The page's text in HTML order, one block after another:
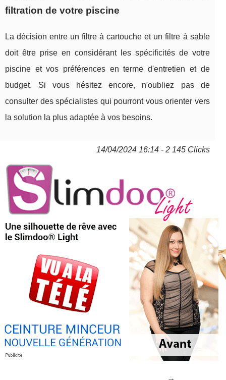
filtration de votre piscine
La décision entre un filtre à cartouche et un filtre à sable
doit être prise en considérant les spécificités de votre
piscine et vos préférences en terme d'entretien et de
budget. Si vous hésitez encore, n'oubliez pas de
consulter des spécialistes qui pourront vous orienter vers
la solution la plus adaptée à vos besoins.
14/04/2024 16:14 - 2 145 Clicks